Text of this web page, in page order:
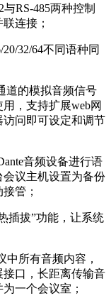
RS-485两种控制
连接；
32/64不同语种同
道的模拟音频信号
，支持扩展web网
问即可设定和调节
音频设备进行语
议主机设置为备份
管；
插拔”功能，让系统
中所有音频内容，
接口，长距离传输音
一个会议室；